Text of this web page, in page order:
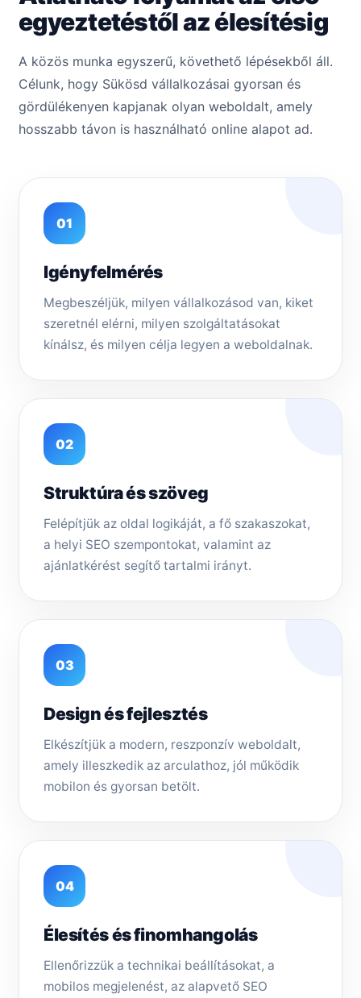
egyeztetéstől az élesítésig
A közös munka egyszerű, követhető lépésekből áll.
Célunk, hogy Sükösd vállalkozásai gyorsan és
gördülékenyen kapjanak olyan weboldalt, amely
hosszabb távon is használható online alapot ad.
01
Igényfelmérés
Megbeszéljük, milyen vállalkozásod van, kiket
szeretnél elérni, milyen szolgáltatásokat
kínálsz, és milyen célja legyen a weboldalnak.
02
Struktúra és szöveg
Felépítjük az oldal logikáját, a fő szakaszokat,
a helyi SEO szempontokat, valamint az
ajánlatkérést segítő tartalmi irányt.
03
Design és fejlesztés
Elkészítjük a modern, reszponzív weboldalt,
amely illeszkedik az arculathoz, jól működik
mobilon és gyorsan betölt.
04
Élesítés és finomhangolás
Ellenőrizzük a technikai beállításokat, a
mobilos megjelenést, az alapvető SEO